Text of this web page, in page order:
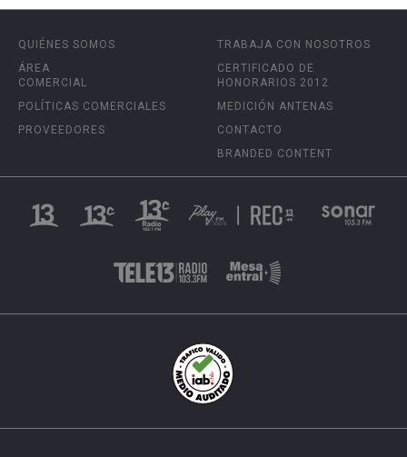
QUIÉNES SOMOS
ÁREA
COMERCIAL
POLÍTICAS COMERCIALES
PROVEEDORES
TRABAJA CON NOSOTROS
CERTIFICADO DE
HONORARIOS 2012
MEDICIÓN ANTENAS
CONTACTO
BRANDED CONTENT